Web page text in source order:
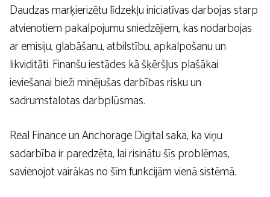
Daudzas marķierizētu līdzekļu iniciatīvas darbojas starp
atvienotiem pakalpojumu sniedzējiem, kas nodarbojas
ar emisiju, glabāšanu, atbilstību, apkalpošanu un
likviditāti. Finanšu iestādes kā šķēršļus plašākai
ieviešanai bieži minējušas darbības risku un
sadrumstalotas darbplūsmas.
Real Finance un Anchorage Digital saka, ka viņu
sadarbība ir paredzēta, lai risinātu šīs problēmas,
savienojot vairākas no šīm funkcijām vienā sistēmā.